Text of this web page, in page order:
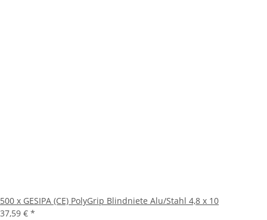
500 x GESIPA (CE) PolyGrip Blindniete Alu/Stahl 4,8 x 10
37,59 € *